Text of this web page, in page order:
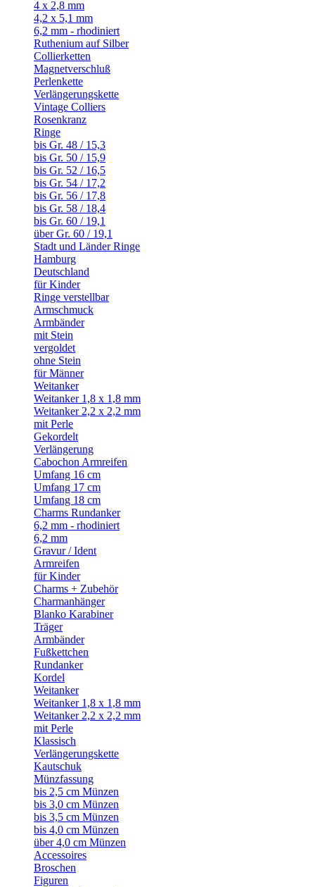
4 x 2,8 mm
4,2 x 5,1 mm
6,2 mm - rhodiniert
Ruthenium auf Silber
Collierketten
Magnetverschluß
Perlenkette
Verlängerungskette
Vintage Colliers
Rosenkranz
Ringe
bis Gr. 48 / 15,3
bis Gr. 50 / 15,9
bis Gr. 52 / 16,5
bis Gr. 54 / 17,2
bis Gr. 56 / 17,8
bis Gr. 58 / 18,4
bis Gr. 60 / 19,1
über Gr. 60 / 19,1
Stadt und Länder Ringe
Hamburg
Deutschland
für Kinder
Ringe verstellbar
Armschmuck
Armbänder
mit Stein
vergoldet
ohne Stein
für Männer
Weitanker
Weitanker 1,8 x 1,8 mm
Weitanker 2,2 x 2,2 mm
mit Perle
Gekordelt
Verlängerung
Cabochon Armreifen
Umfang 16 cm
Umfang 17 cm
Umfang 18 cm
Charms Rundanker
6,2 mm - rhodiniert
6,2 mm
Gravur / Ident
Armreifen
für Kinder
Charms + Zubehör
Charmanhänger
Blanko Karabiner
Träger
Armbänder
Fußkettchen
Rundanker
Kordel
Weitanker
Weitanker 1,8 x 1,8 mm
Weitanker 2,2 x 2,2 mm
mit Perle
Klassisch
Verlängerungskette
Kautschuk
Münzfassung
bis 2,5 cm Münzen
bis 3,0 cm Münzen
bis 3,5 cm Münzen
bis 4,0 cm Münzen
über 4,0 cm Münzen
Accessoires
Broschen
Figuren